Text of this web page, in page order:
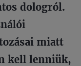
dologról.
miatt
kell lenniük,